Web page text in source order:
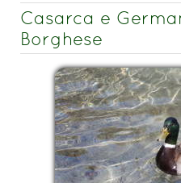
Casarca e
Borghese